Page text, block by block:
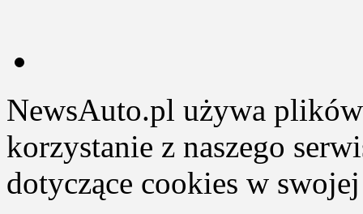
NewsAuto.pl używa
korzystanie z naszego
dotyczące cookies w